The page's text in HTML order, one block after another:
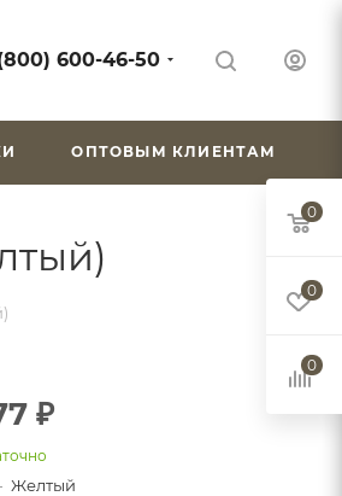
600-46-50
ОПТОВЫМ КЛИЕНТАМ
₽
Желтый
0
0
0